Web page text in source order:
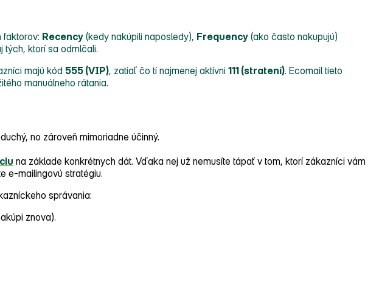
Recency (kedy nakúpili naposledy), Frequency (ako často nakupujú)
tých, ktorí sa odmlčali.
majú kód 555 (VIP), zatiaľ čo tí najmenej aktívni 111 (stratení). Ecomail tieto
manuálneho rátania.
no zároveň mimoriadne účinný.
na základe konkrétnych dát. Vďaka nej už nemusíte tápať v tom, ktorí zákazníci vám
e‑mailingovú stratégiu.
správania:
znova).